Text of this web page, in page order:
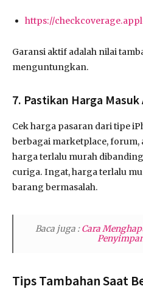
https://
Garansi aktif adalah nilai
menguntungkan.
7. Pastikan Harga Masuk
Cek harga pasaran dari tipe
berbagai marketplace, forum,
harga terlalu murah
curiga. Ingat, harga terlalu
barang bermasalah.
Baca juga :Cara
Tips Tambahan Saat